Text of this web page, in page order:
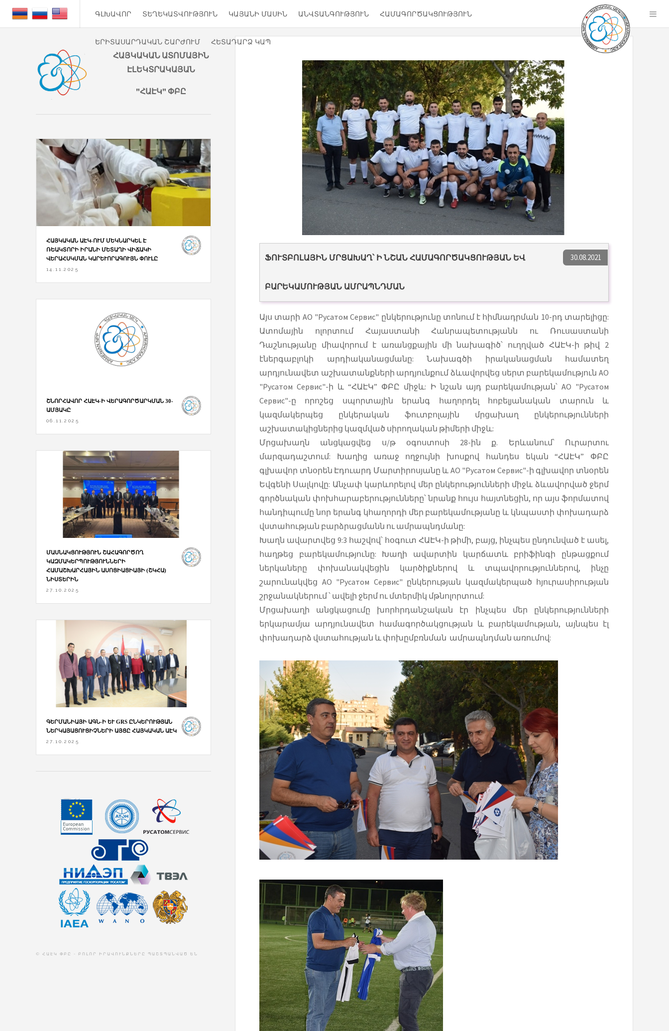
ԳԼԽԱՎՈՐ ՏԵՂԵԿԱՏՎՈՒԹՅՈՒՆ ԿԱՅԱՆԻ ՄԱՍԻՆ ԱՆՎՏԱՆԳՈՒԹՅՈՒՆ ՀԱՄԱԳՈՐԾԱԿՑՈՒԹՅՈՒՆ
ԵՐԻՏԱՍԱՐԴԱԿԱՆ ՇԱՐԺՈՒՄ ՀԵՏԱԴԱՐՁ ԿԱՊ
30.08.2021
ՖՈՒՏԲՈԼԱՅԻՆ ՄՐՑԱԽԱՂ՝ Ի ՆՇԱՆ ՀԱՄԱԳՈՐԾԱԿՑՈՒԹՅԱՆ ԵՎ
ԲԱՐԵԿԱՄՈՒԹՅԱՆ ԱՄՐԱՊՆԴՄԱՆ
Այս տարի АО "Русатом Сервис" ընկերությունը տոնում է հիմնադրման 10-րդ տարելիցը:
Ատոմային ոլորտում Հայաստանի Հանրապետությանն ու Ռուսաստանի
Դաշնությանը միավորում է առանցքային մի նախագիծ՝ ուղղված ՀԱԷԿ-ի թիվ 2
էներգաբլոկի արդիականացմանը: Նախագծի իրականացման համատեղ
արդյունավետ աշխատանքների արդյունքում ձևավորվեց սերտ բարեկամություն АО
"Русатом Сервис"-ի և “ՀԱԷԿ” ՓԲԸ միջև: Ի նշան այդ բարեկամության՝ АО "Русатом
Сервис"-ը որոշեց սպորտային երանգ հաղորդել հոբելյանական տարուն և
կազմակերպեց ընկերական ֆուտբոլային մրցախաղ ընկերությունների
աշխատակիցներից կազմված սիրողական թիմերի միջև:
Մրցախաղն անցկացվեց ս/թ օգոստոսի 28-ին ք. Երևանում՝ Ուրարտու
մարզադաշտում: Խաղից առաջ ողջույնի խոսքով հանդես եկան “ՀԱԷԿ” ՓԲԸ
գլխավոր տնօրեն Էդուարդ Մարտիրոսյանը և АО "Русатом Сервис"-ի գլխավոր տնօրեն
Եվգենի Սալկովը: Անչափ կարևորելով մեր ընկերությունների միջև ձևավորված ջերմ
գործնական փոխհարաբերությունները՝ նրանք հույս հայտնեցին, որ այս ֆորմատով
հանդիպումը նոր երանգ կհաղորդի մեր բարեկամությանը և կնպաստի փոխադարձ
վստահության բարձրացմանն ու ամրապնդմանը:
Խաղն ավարտվեց 9:3 հաշվով՝ հօգուտ ՀԱԷԿ-ի թիմի, բայց, ինչպես ընդունված է ասել,
հաղթեց բարեկամությունը: Խաղի ավարտին կարճատև բրիֆինգի ընթացքում
ներկաները փոխանակվեցին կարծիքներով և տպավորություններով, ինչը
շարունակվեց АО "Русатом Сервис" ընկերության կազմակերպած հյուրասիրության
շրջանակներում ՝ ավելի ջերմ ու մտերմիկ մթնոլորտում:
Մրցախաղի անցկացումը խորհրդանշական էր ինչպես մեր ընկերությունների
երկարամյա արդյունավետ համագործակցության և բարեկամության, այնպես էլ
փոխադարձ վստահության և փոխըմբռնման ամրապնդման առումով:
ՀԱՅԿԱԿԱՆ ԱՏՈՄԱՅԻՆ
ԷԼԵԿՏՐԱԿԱՅԱՆ
"ՀԱԷԿ" ՓԲԸ
ՀԱՅԿԱԿԱՆ ԱԷԿ-ՈՒՄ ՄԵԿՆԱՐԿԵԼ Է
ՌԵԱԿՏՈՐԻ ԻՐԱՆԻ ՄԵՏԱՂԻ ՎԻՃԱԿԻ
ՎԵՐԱՀՍԿՄԱՆ ԿԱՐԵՒՈՐԱԳՈՒՅՆ ՓՈՒԼԸ
14.11.2025
ՇՆՈՐՀԱՎՈՐ ՀԱԷԿ-Ի ՎԵՐԱԳՈՐԾԱՐԿՄԱՆ 30-
ԱՄՅԱԿԸ
06.11.2025
ՄԱՍՆԱԿՑՈՒԹՅՈՒՆ ՇԱՀԱԳՈՐԾՈՂ
ԿԱԶՄԱԿԵՐՊՈՒԹՅՈՒՆՆԵՐԻ
ՀԱՄԱՇԽԱՐՀԱՅԻՆ ԱՍՈՑԻԱՑԻԱՅԻ (ՇԿՀԱ)
ՆԻՍՏԵՐԻՆ
27.10.2025
ԳԵՐՄԱՆԻԱՅԻ ԱԳՆ-Ի ԵՒ GRS ԸՆԿԵՐՈՒԹՅԱՆ Ն
ԵՐԿԱՅԱՑՈՒՑԻՉՆԵՐԻ ԱՅՑԸ ՀԱՅԿԱԿԱՆ ԱԷԿ
27.10.2025
© ՀԱԷԿ ՓԲԸ - ԲՈԼՈՐ ԻՐԱՎՈՒՆՔՆԵՐԸ ՊԱՇՏՊԱՆՎԱԾ ԵՆ